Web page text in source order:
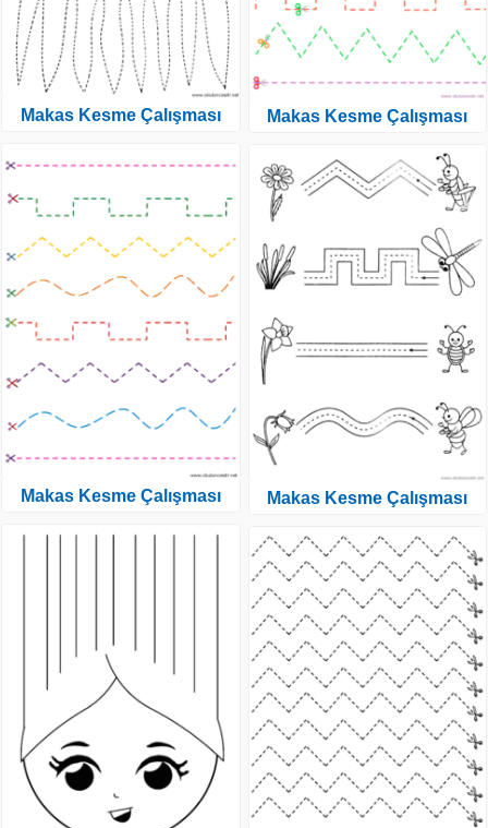
Makas Kesme Çalışması
Makas Kesme Çalışması
Makas Kesme Çalışması
Makas Kesme Çalışması